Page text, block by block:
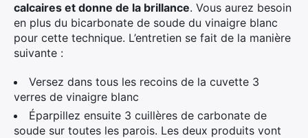
calcaires et donne de la brillance. Vous aurez besoin
en plus du bicarbonate de soude du vinaigre blanc
pour cette technique. L’entretien se fait de la manière
suivante :
Versez dans tous les recoins de la cuvette 3
verres de vinaigre blanc
Éparpillez ensuite 3 cuillères de carbonate de
soude sur toutes les parois. Les deux produits vont